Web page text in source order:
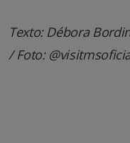
Texto: Débora
/ Foto: